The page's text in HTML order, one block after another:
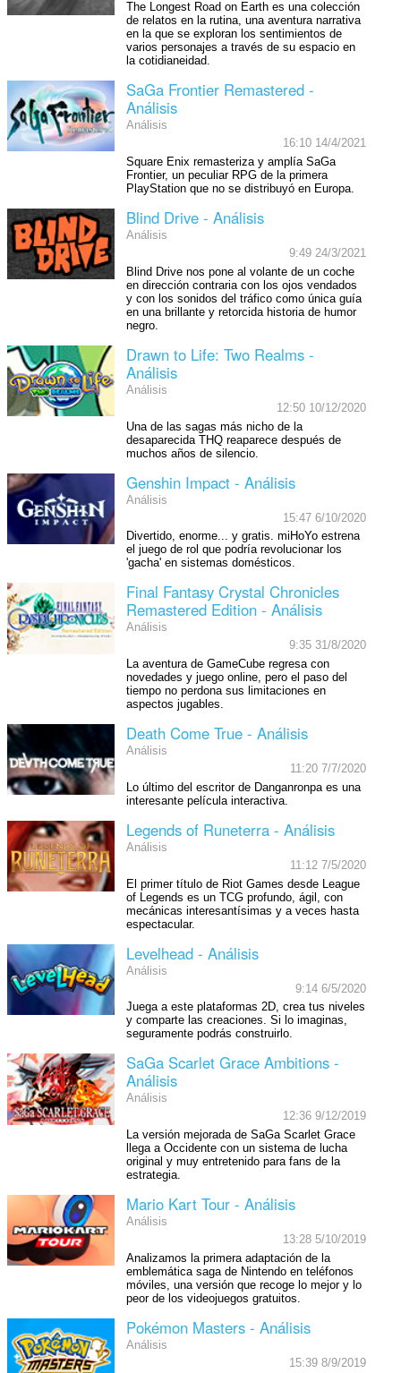
The Longest Road on Earth es una colección
de relatos en la rutina, una aventura narrativa
en la que se exploran los sentimientos de
varios personajes a través de su espacio en
la cotidianeidad.
SaGa Frontier Remastered -
Análisis
Análisis
16:10 14/4/2021
Square Enix remasteriza y amplía SaGa
Frontier, un peculiar RPG de la primera
PlayStation que no se distribuyó en Europa.
Blind Drive - Análisis
Análisis
9:49 24/3/2021
Blind Drive nos pone al volante de un coche
en dirección contraria con los ojos vendados
y con los sonidos del tráfico como única guía
en una brillante y retorcida historia de humor
negro.
Drawn to Life: Two Realms -
Análisis
Análisis
12:50 10/12/2020
Una de las sagas más nicho de la
desaparecida THQ reaparece después de
muchos años de silencio.
Genshin Impact - Análisis
Análisis
15:47 6/10/2020
Divertido, enorme... y gratis. miHoYo estrena
el juego de rol que podría revolucionar los
'gacha' en sistemas domésticos.
Final Fantasy Crystal Chronicles
Remastered Edition - Análisis
Análisis
9:35 31/8/2020
La aventura de GameCube regresa con
novedades y juego online, pero el paso del
tiempo no perdona sus limitaciones en
aspectos jugables.
Death Come True - Análisis
Análisis
11:20 7/7/2020
Lo último del escritor de Danganronpa es una
interesante película interactiva.
Legends of Runeterra - Análisis
Análisis
11:12 7/5/2020
El primer título de Riot Games desde League
of Legends es un TCG profundo, ágil, con
mecánicas interesantísimas y a veces hasta
espectacular.
Levelhead - Análisis
Análisis
9:14 6/5/2020
Juega a este plataformas 2D, crea tus niveles
y comparte las creaciones. Si lo imaginas,
seguramente podrás construirlo.
SaGa Scarlet Grace Ambitions -
Análisis
Análisis
12:36 9/12/2019
La versión mejorada de SaGa Scarlet Grace
llega a Occidente con un sistema de lucha
original y muy entretenido para fans de la
estrategia.
Mario Kart Tour - Análisis
Análisis
13:28 5/10/2019
Analizamos la primera adaptación de la
emblemática saga de Nintendo en teléfonos
móviles, una versión que recoge lo mejor y lo
peor de los videojuegos gratuitos.
Pokémon Masters - Análisis
Análisis
15:39 8/9/2019